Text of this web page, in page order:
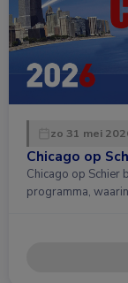
zo 31 mei
Chicago op
Chicago op Schier
programma,